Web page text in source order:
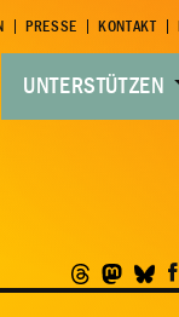
PRESSE KONTAKT
UNTERSTÜTZEN